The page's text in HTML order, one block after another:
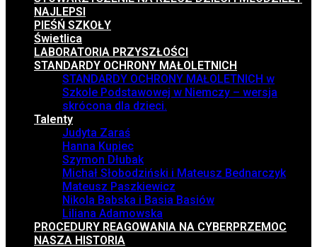
NAJLEPSI
PIEŚŃ SZKOŁY
Świetlica
LABORATORIA PRZYSZŁOŚCI
STANDARDY OCHRONY MAŁOLETNICH
STANDARDY OCHRONY MAŁOLETNICH w
Szkole Podstawowej w Niemczy – wersja
skrócona dla dzieci.
Talenty
Judyta Zaraś
Hanna Kupiec
Szymon Dłubak
Michał Słobodziński i Mateusz Bednarczyk
Mateusz Paszkiewicz
Nikola Babska i Basia Basiów
Liliana Adamowska
PROCEDURY REAGOWANIA NA CYBERPRZEMOC
NASZA HISTORIA